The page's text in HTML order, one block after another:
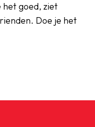
het goed, ziet
Doe je het